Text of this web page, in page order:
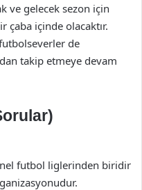
ve gelecek sezon için
çaba içinde olacaktır.
de
takip etmeye devam
futbol liglerinden biridir